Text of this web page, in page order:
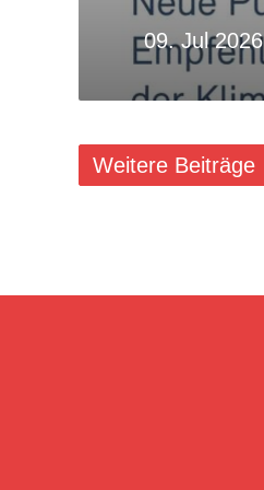
09. Jul 2026
Weitere Beiträge